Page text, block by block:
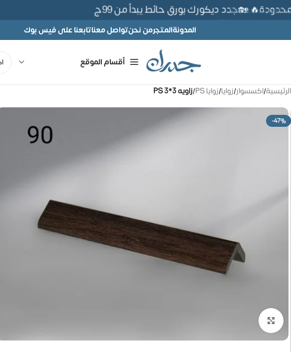
Skip to navigation
Skip to main content
🏡جدد ديكورك بورق حائط يبدأ من 99ج
المدونةالمتجرمن نحنتواصل معناتابعنا على فيس بوك
أقسام الموقع
الرئيسية/اكسسوار/زوايا/زوايا PS /زاويه PS 3*3
-47%